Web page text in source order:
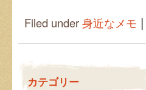
Filed under身近なメモ |
カテゴリー